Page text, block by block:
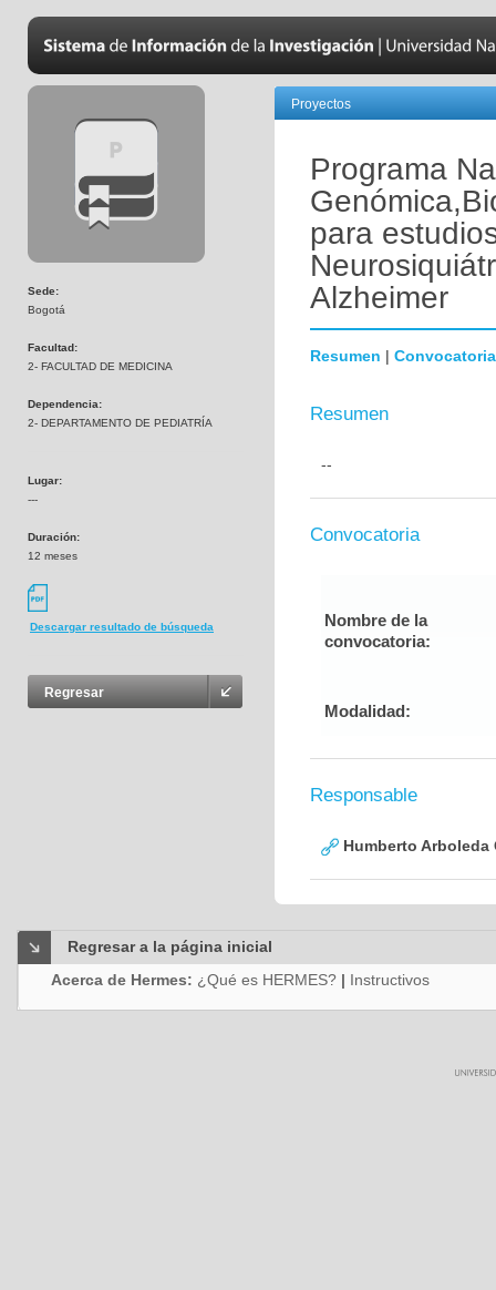
Sede:
Bogotá
Facultad:
2- FACULTAD DE MEDICINA
Dependencia:
2- DEPARTAMENTO DE PEDIATRÍA
Lugar:
---
Duración:
12 meses
Descargar resultado de búsqueda
Regresar
Proyectos
Programa
para
Alzheimer
Resumen | Convocatoria
Resumen
--
Convocatoria
Nombre de la
convocatoria:
Modalidad:
Responsable
Humberto Arboleda
Regresar a la página inicial
Acerca de Hermes: ¿Qué es HERMES? | Instructivos